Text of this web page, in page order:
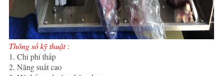
Thông số kỹ thuật:
1. Chi phí thấp
2. Năng suất cao